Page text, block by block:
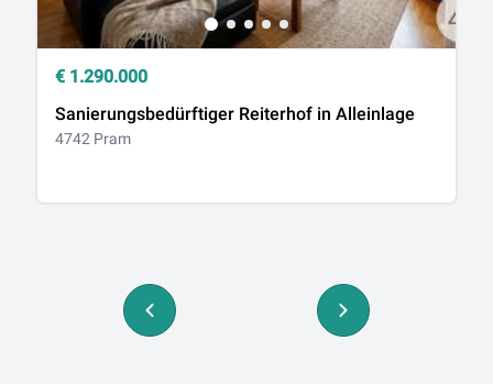
€ 1.290.000
Sanierungsbedürftiger Reiterhof in Alleinlage
4742 Pram